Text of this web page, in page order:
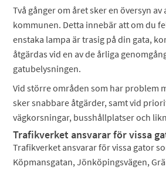
Två gånger om året sker en översyn
kommunen. Detta innebär att om du
enstaka lampa är trasig på din gata,
åtgärdas vid en av de årliga
gatubelysningen.
Vid större områden som har problem
sker snabbare åtgärder, samt vid
vägkorsningar, busshållplatser och
Trafikverket ansvarar för vissa
Trafikverket ansvarar för vissa gator
Köpmansgatan, Jönköpingsvägen,